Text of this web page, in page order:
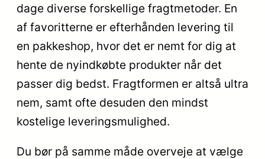
dage diverse forskellige fragtmetoder. En
af favoritterne er efterhånden levering til
en pakkeshop, hvor det er nemt for dig at
hente de nyindkøbte produkter når det
passer dig bedst. Fragtformen er altså ultra
nem, samt ofte desuden den mindst
kostelige leveringsmulighed.
Du bør på samme måde overveje at vælge